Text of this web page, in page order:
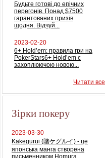
Будьте готові до епічних
перегонів. Понад $7500
гарантованих призів
щодня. Відчуй...
2023-02-20
6+ Hold’em: правила гри на
PokerStars6+ Hold’em є
захоплюючою новою...
Читати все
Зірки покеру
2023-03-30
Kakegurui (賭ケグルイ) - це
японська манга створена
письменником Homura